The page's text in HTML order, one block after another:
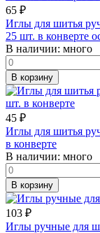
65 ₽
Иглы для шитья
25 шт. в конверте
В наличии: много
В корзину
45 ₽
Иглы для шитья
в конверте
В наличии: много
В корзину
103 ₽
Иглы ручные для